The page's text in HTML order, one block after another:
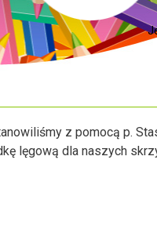
z pomocą p.
lęgową dla naszych